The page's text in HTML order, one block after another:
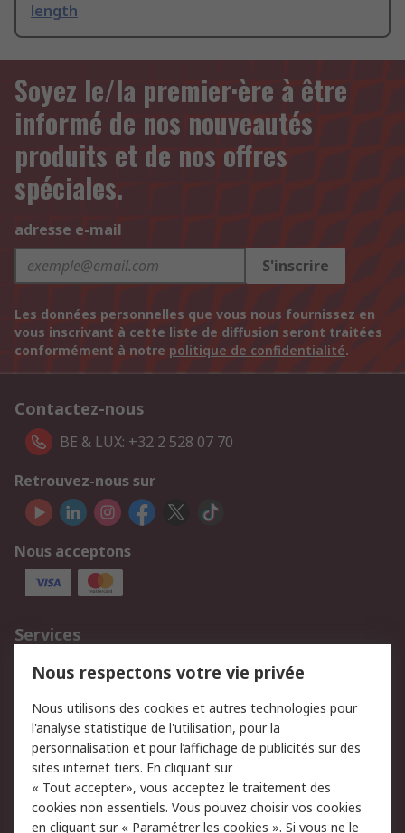
length
Soyez le/la premier·ère à être
informé de nos nouveautés
produits et de nos offres
spéciales.
adresse e-mail
S'inscrire
Les données personnelles que vous nous fournissez en
vous inscrivant à cette liste de diffusion seront traitées
conformément à notre politique de confidentialité.
Contactez-nous
BE & LUX: +32 2 528 07 70
Retrouvez-nous sur
Nous acceptons
Services
750.000 produits
2.500 marques
Retours
Support technique
Track & trace
Legal
Politique de cookies Sécurité des e-mails
Nous respectons votre vie privée
Nous utilisons des cookies et autres technologies pour
l'analyse statistique de l'utilisation, pour la
personnalisation et pour l’affichage de publicités sur des
sites internet tiers. En cliquant sur
« Tout accepter», vous acceptez le traitement des
cookies non essentiels. Vous pouvez choisir vos cookies
en cliquant sur « Paramétrer les cookies ». Si vous ne le